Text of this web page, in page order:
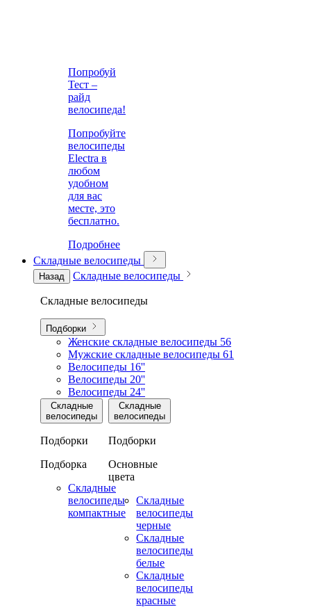
Попробуй
Тест –
райд
велосипеда!
Попробуйте
велосипеды
Electra в
любом
удобном
для вас
месте, это
бесплатно.
Подробнее
Складные велосипеды
Назад Складные велосипеды
Складные велосипеды
Подборки
Женские складные велосипеды 56
Мужские складные велосипеды 61
Велосипеды 16''
Велосипеды 20''
Велосипеды 24''
Складные
велосипеды
Подборки
Подборка
Складные
велосипеды
компактные
Складные
велосипеды
Подборки
Основные
цвета
Складные
велосипеды
черные
Складные
велосипеды
белые
Складные
велосипеды
красные